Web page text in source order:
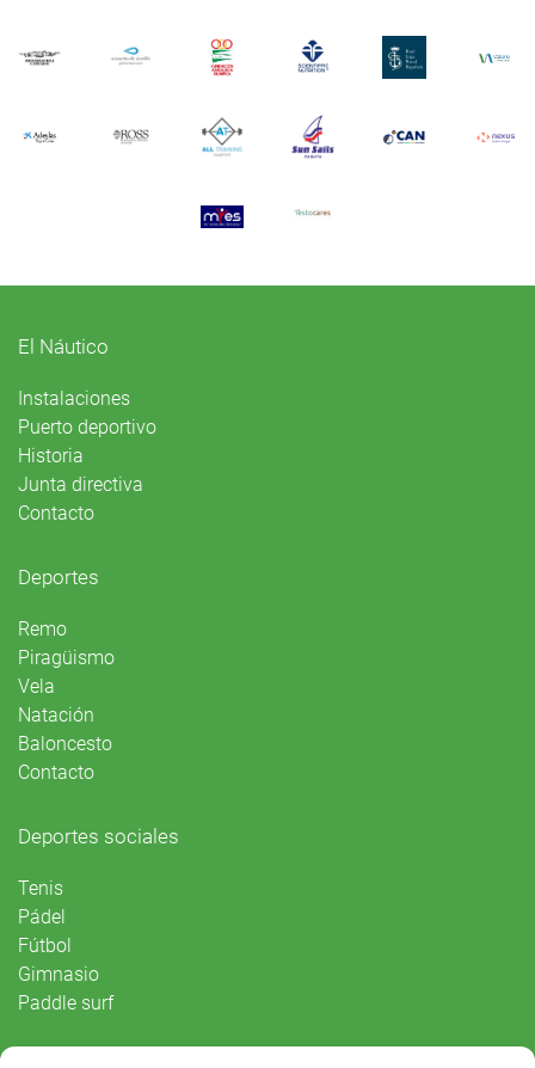
El Náutico
Instalaciones
Puerto deportivo
Historia
Junta directiva
Contacto
Deportes
Remo
Piragüismo
Vela
Natación
Baloncesto
Contacto
Deportes sociales
Tenis
Pádel
Fútbol
Gimnasio
Paddle surf